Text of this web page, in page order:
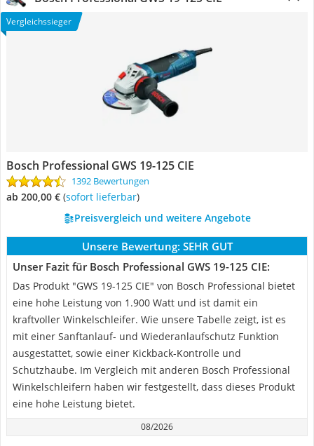
Vergleichssieger
Bosch Professional GWS 19-125 CIE
1392 Bewertungen
ab 200,00 € ( Sofort lieferbar)
Preisvergleich und weitere Angebote
Unsere Bewertung: SEHR GUT
Unser Fazit für Bosch Professional GWS 19-125 CIE:
Das Produkt "GWS 19-125 CIE" von Bosch Professional bietet
eine hohe Leistung von 1.900 Watt und ist damit ein
kraftvoller Winkelschleifer. Wie unsere Tabelle zeigt, ist es
mit einer Sanftanlauf- und Wiederanlaufschutz Funktion
ausgestattet, sowie einer Kickback-Kontrolle und
Schutzhaube. Im Vergleich mit anderen Bosch Professional
Winkelschleifern haben wir festgestellt, dass dieses Produkt
eine hohe Leistung bietet.
08/2026